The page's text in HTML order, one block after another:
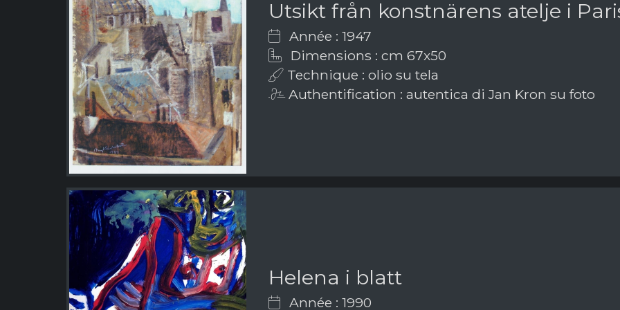
Utsikt från konstnärens atelje i
Année : 1947
Dimensions : cm 67x50
Technique : olio su tela
Authentification : autentica di Jan Kron su foto
Helena i blatt
Année : 1990